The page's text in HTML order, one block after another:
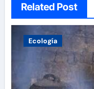
Related Post
Ecología